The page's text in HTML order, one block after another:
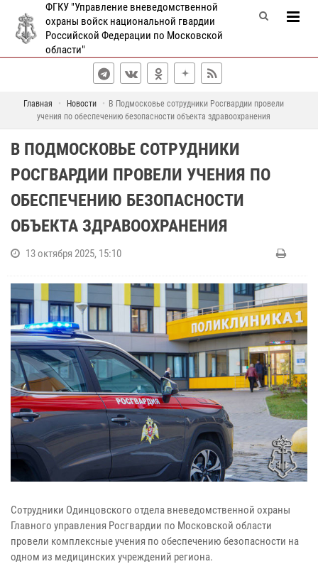
ФГКУ "Управление вневедомственной
охраны войск национальной гвардии
Российской Федерации по Московской
области"
Главная Новости
В Подмосковье сотрудники Росгвардии провели
учения по обеспечению безопасности объекта здравоохранения
В ПОДМОСКОВЬЕ СОТРУДНИКИ
РОСГВАРДИИ ПРОВЕЛИ УЧЕНИЯ ПО
ОБЕСПЕЧЕНИЮ БЕЗОПАСНОСТИ
ОБЪЕКТА ЗДРАВООХРАНЕНИЯ
13 октября 2025, 15:10
Сотрудники Одинцовского отдела вневедомственной охраны
Главного управления Росгвардии по Московской области
провели комплексные учения по обеспечению безопасности на
одном из медицинских учреждений региона.